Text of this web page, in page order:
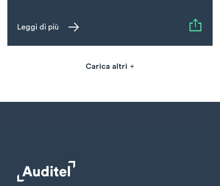
Leggi di più
Carica altri